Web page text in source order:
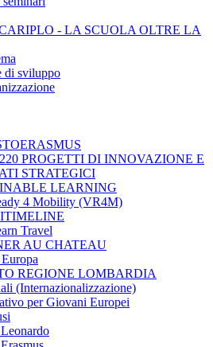
- LA SCUOLA OLTRE LA
di sviluppo
PROGETTI DI INNOVAZIONE E
STRATEGICI
LEARNING
4 Mobility (VR4M)
Travel
AU CHATEAU
REGIONE LOMBARDIA
(Internazionalizzazione)
per Giovani Europei